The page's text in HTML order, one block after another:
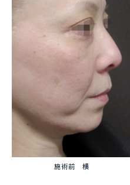
施術前 横